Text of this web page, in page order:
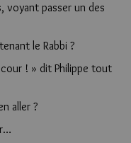
voyant passer un des
le Rabbi ?
! » dit Philippe tout
aller ?